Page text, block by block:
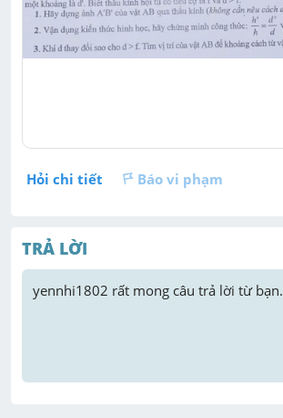
Hỏi chi tiết Báo vi phạm
TRẢ LỜI
yennhi1802 rất mong câu trả lời từ bạn.